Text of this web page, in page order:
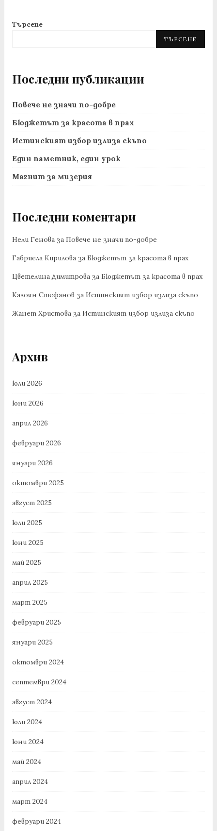
Търсене
ТЪРСЕНЕ
Последни публикации
Повече не значи по-добре
Бюджетът за красота в прах
Истинският избор излиза скъпо
Един паметник, един урок
Магнит за мизерия
Последни коментари
Нели Геноваза Повече не значи по-добре
Габриела Кириловаза Бюджетът за красота в прах
Цветелина Димитроваза Бюджетът за красота в прах
Калоян Стефанов за Истинският избор излиза скъпо
Жанет Христоваза Истинският избор излиза скъпо
Архив
юли 2026
юни 2026
април 2026
февруари 2026
януари 2026
октомври 2025
август 2025
юли 2025
юни 2025
май 2025
април 2025
март 2025
февруари 2025
януари 2025
октомври 2024
септември 2024
август 2024
юли 2024
юни 2024
май 2024
април 2024
март 2024
февруари 2024